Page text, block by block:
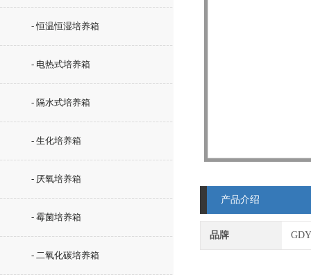
- 恒温恒湿培养箱
- 电热式培养箱
- 隔水式培养箱
- 生化培养箱
- 厌氧培养箱
- 霉菌培养箱
- 二氧化碳培养箱
产品介绍
品牌